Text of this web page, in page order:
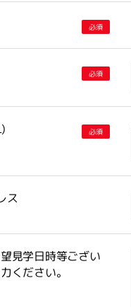
必須
必須
必須
ス
見学日時等ござい
ください。